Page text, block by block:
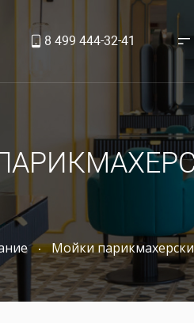
8 499 444-32-41
Мойки